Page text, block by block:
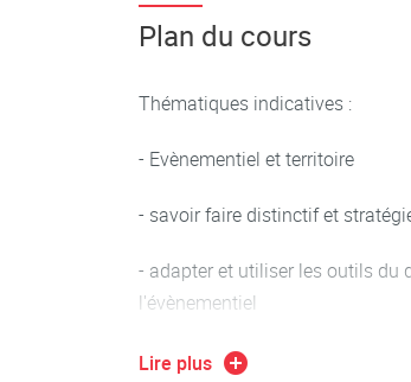
Plan du cours
Thématiques indicatives :
- Evènementiel et territoire
- savoir faire distinctif et
- adapter et utiliser les outils du
l'évènementiel
Lire plus